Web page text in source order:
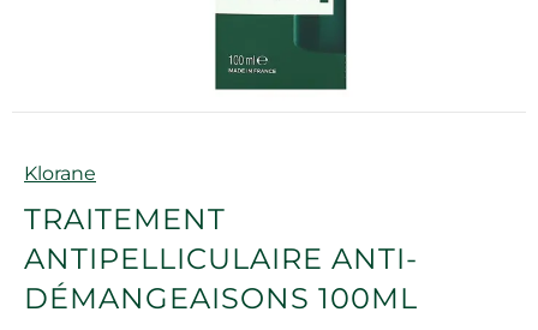
Marque
Klorane
TRAITEMENT
ANTIPELLICULAIRE ANTI-
DÉMANGEAISONS 100ML